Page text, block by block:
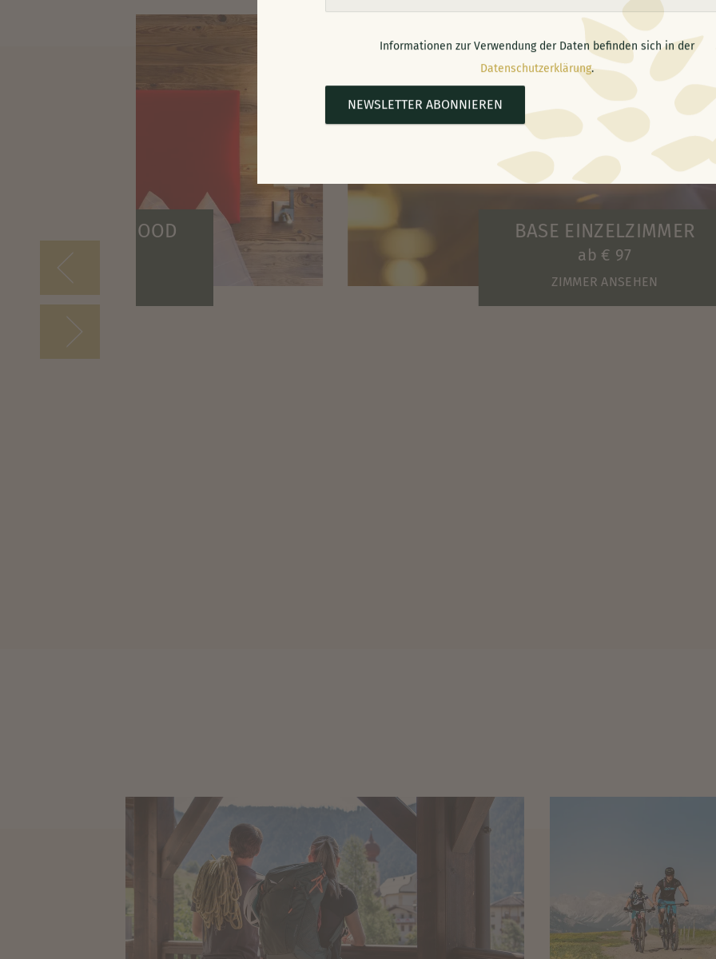
BASE EINZELZIMMER
ab € 97
ZIMMER ANSEHEN
ROMANTIK WOOD
€ 254
ZIMMER ANSEHEN
Informationen zur Verwendung der Daten befinden sich in der
Datenschutzerklärung.
NEWSLETTER ABONNIEREN